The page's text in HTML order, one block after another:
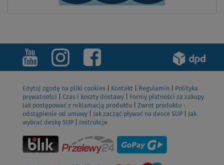
Edytuj zgodę na pliki cookies Kontakt Regulamin
Polityka
prywatności
Czas i koszty dostawy
Formy płatności za zakupy
Jak postępować z reklamacją produktu
Zwrot produktu -
odstąpienie od umowy
Jak zacząć pływać na desce SUP
Jak
wybrać deskę SUP
Instrukcje